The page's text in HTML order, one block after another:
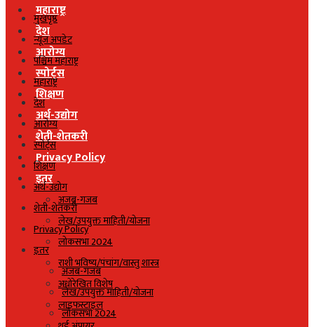
महाराष्ट्र
देश
आरोग्य
स्पोर्ट्स
शिक्षण
अर्थ-उद्योग
शेती-शेतकरी
Privacy Policy
इतर
अजब-गजब
लेख/उपयुक्त माहिती/योजना
लोकसभा 2024
राशी भविष्य/पंचांग/वास्तु शास्त्र
अधोरेखित विशेष
लाइफस्टाइल
मुखपृष्ठ
न्यूज अपडेट
पश्चिम महाराष्ट्र
महाराष्ट्र
देश
आरोग्य
स्पोर्ट्स
शिक्षण
अर्थ-उद्योग
शेती-शेतकरी
Privacy Policy
इतर
अजब-गजब
लेख/उपयुक्त माहिती/योजना
लोकसभा 2024